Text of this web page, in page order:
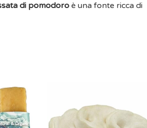
di pomodoro è una fonte ricca di